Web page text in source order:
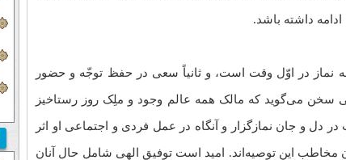
داشته باشد.
نماز در اوّل وقت است، و ثانیاً سعی در حفظ توجّه و حضور
سخن می‌گوید که مالک همه‌ عالم وجود و ملِک روز رستاخیز
دل و جان نمازگزار و آنگاه در عمل فردی و اجتماعی او اثر
مخاطب این توصیه‌اند. امید است توفیق الهی شامل حال آنان